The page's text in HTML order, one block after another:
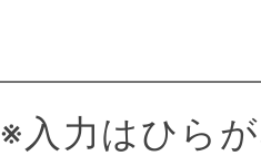
※入力はひら